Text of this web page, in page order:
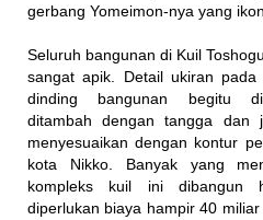
gerbang Yomeimon-nya yang
Seluruh bangunan di Kuil
sangat apik. Detail ukiran
dinding bangunan begitu
ditambah dengan tangga dan
menyesuaikan dengan kontur
kota Nikko. Banyak yang
kompleks kuil ini dibangun
diperlukan biaya hampir 40